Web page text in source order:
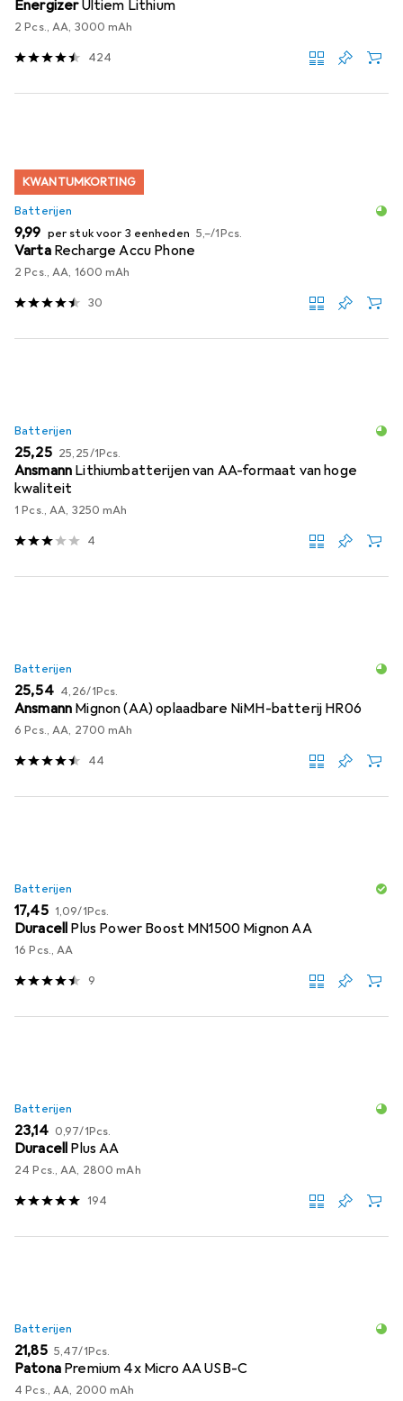
EnergizerUltiem Lithium
2 Pcs., AA, 3000 mAh
424
KWANTUMKORTING
Batterijen
EUR
9,99 per stuk voor 3 eenheden EUR
5,–/1Pcs.
Varta Recharge Accu Phone
2 Pcs., AA, 1600 mAh
30
Batterijen
EUR
25,25 EUR
25,25/1Pcs.
Ansmann Lithiumbatterijen van AA-formaat van hoge
kwaliteit
1 Pcs., AA, 3250 mAh
4
Batterijen
EUR
25,54 EUR
4,26/1Pcs.
Ansmann Mignon (AA) oplaadbare NiMH-batterij HR06
6 Pcs., AA, 2700 mAh
44
Batterijen
EUR
17,45 EUR
1,09/1Pcs.
Duracell Plus Power Boost MN1500 Mignon AA
16 Pcs., AA
9
Batterijen
EUR
23,14 EUR
0,97/1Pcs.
Duracell Plus AA
24 Pcs., AA, 2800 mAh
194
Batterijen
EUR
21,85 EUR
5,47/1Pcs.
Patona Premium 4x Micro AA USB-C
4 Pcs., AA, 2000 mAh